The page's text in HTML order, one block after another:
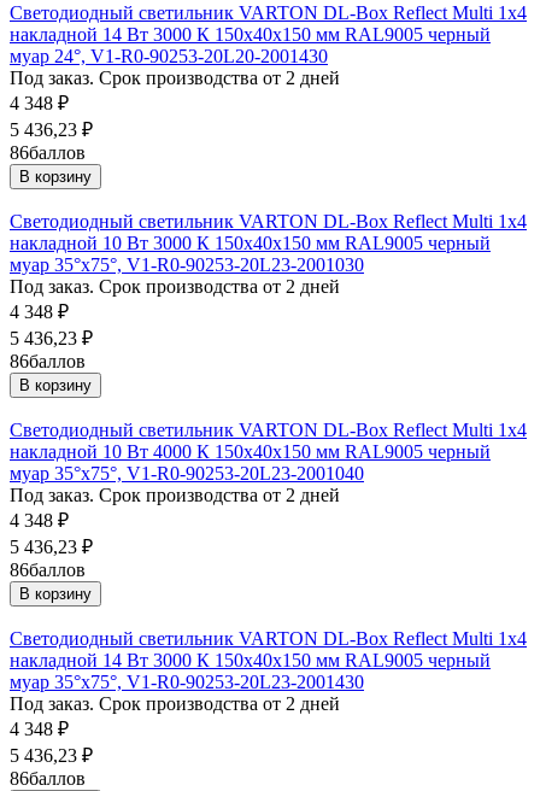
Светодиодный светильник VARTON DL-Box Reflect Multi 1x4
накладной 14 Вт 3000 К 150х40х150 мм RAL9005 черный
муар 24°, V1-R0-90253-20L20-2001430
Под заказ. Срок производства от 2 дней
4 348 ₽
5 436,23 ₽
86баллов
В корзину
Светодиодный светильник VARTON DL-Box Reflect Multi 1x4
накладной 10 Вт 3000 К 150х40х150 мм RAL9005 черный
муар 35°x75°, V1-R0-90253-20L23-2001030
Под заказ. Срок производства от 2 дней
4 348 ₽
5 436,23 ₽
86баллов
В корзину
Светодиодный светильник VARTON DL-Box Reflect Multi 1x4
накладной 10 Вт 4000 К 150х40х150 мм RAL9005 черный
муар 35°x75°, V1-R0-90253-20L23-2001040
Под заказ. Срок производства от 2 дней
4 348 ₽
5 436,23 ₽
86баллов
В корзину
Светодиодный светильник VARTON DL-Box Reflect Multi 1x4
накладной 14 Вт 3000 К 150х40х150 мм RAL9005 черный
муар 35°x75°, V1-R0-90253-20L23-2001430
Под заказ. Срок производства от 2 дней
4 348 ₽
5 436,23 ₽
86баллов